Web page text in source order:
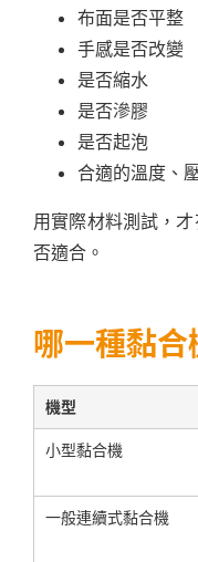
布面是否平整
手感是否改變
是否縮水
是否滲膠
是否起泡
合適的溫度、
用實際材料測試，
否適合。
哪一種黏合
機型
小型黏合機
一般連續式黏合機